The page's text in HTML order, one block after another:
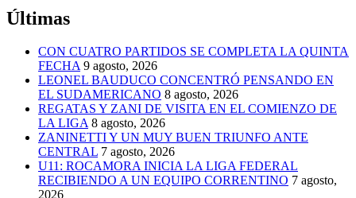
Últimas
CON CUATRO PARTIDOS SE COMPLETA LA QUINTA
FECHA 9 agosto, 2026
LEONEL BAUDUCO CONCENTRÓ PENSANDO EN
EL SUDAMERICANO 8 agosto, 2026
REGATAS Y ZANI DE VISITA EN EL COMIENZO DE
LA LIGA 8 agosto, 2026
ZANINETTI Y UN MUY BUEN TRIUNFO ANTE
CENTRAL 7 agosto, 2026
U11: ROCAMORA INICIA LA LIGA FEDERAL
RECIBIENDO A UN EQUIPO CORRENTINO 7 agosto,
2026